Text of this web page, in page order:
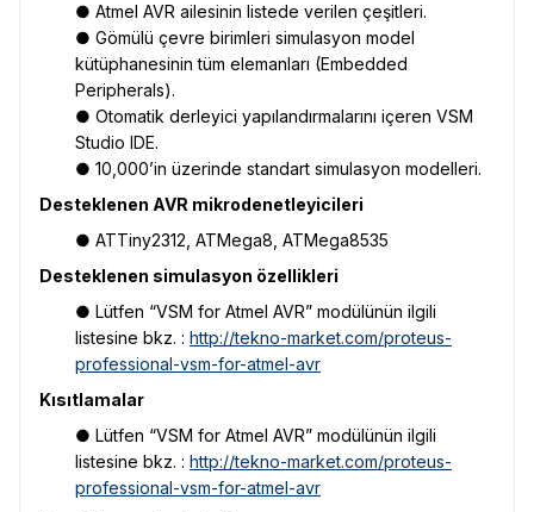
● Atmel AVR ailesinin listede verilen çeşitleri.
● Gömülü çevre birimleri simulasyon model
kütüphanesinin tüm elemanları (Embedded
Peripherals).
● Otomatik derleyici yapılandırmalarını içeren VSM
Studio IDE.
● 10,000’in üzerinde standart simulasyon modelleri.
Desteklenen AVR mikrodenetleyicileri
● ATTiny2312, ATMega8, ATMega8535
Desteklenen simulasyon özellikleri
● Lütfen “VSM for Atmel AVR” modülünün ilgili
listesine bkz. : http://tekno-market.com/proteus-
professional-vsm-for-atmel-avr
Kısıtlamalar
● Lütfen “VSM for Atmel AVR” modülünün ilgili
listesine bkz. : http://tekno-market.com/proteus-
professional-vsm-for-atmel-avr